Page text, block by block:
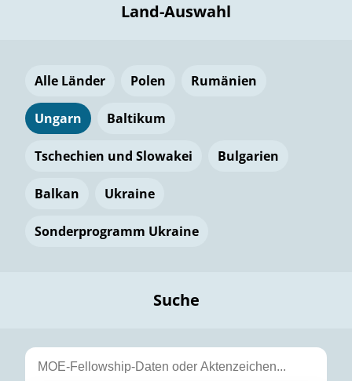
Land-Auswahl
Alle Länder Polen Rumänien
Ungarn Baltikum
Tschechien und Slowakei Bulgarien
Balkan Ukraine
Sonderprogramm Ukraine
Suche